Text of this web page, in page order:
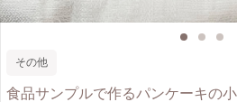
その他
食品サンプルで作るパンケーキの